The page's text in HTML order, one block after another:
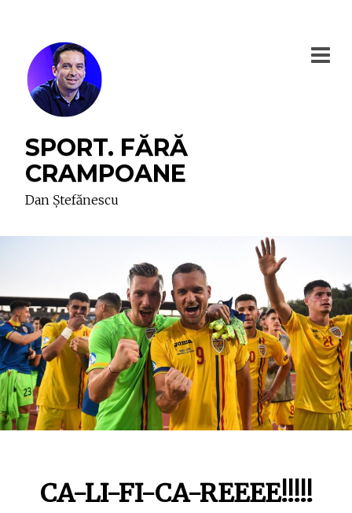
SPORT. FĂRĂ
CRAMPOANE
Dan Ștefănescu
CA-LI-FI-CA-REEEE!!!!!